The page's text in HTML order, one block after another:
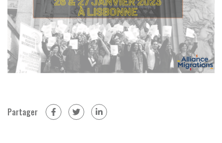
Partager sur Facebook (nouvelle fenêtre)
sur Twitter (nouvelle fenêtre)
sur Linkedin (nouvelle fenêtre)